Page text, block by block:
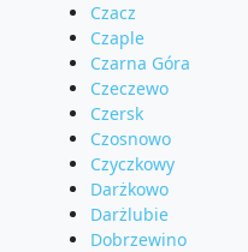
Czacz
Czaple
Czarna Góra
Czeczewo
Czersk
Czosnowo
Czyczkowy
Darżkowo
Darżlubie
Dobrzewino